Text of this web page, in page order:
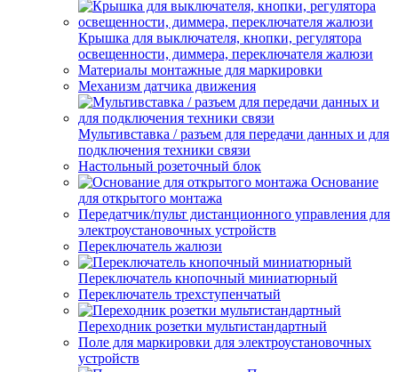
Крышка для выключателя, кнопки, регулятора
освещенности, диммера, переключателя жалюзи
Материалы монтажные для маркировки
Механизм датчика движения
Мультивставка / разъем для передачи данных и для
подключения техники связи
Настольный розеточный блок
Основание
для открытого монтажа
Передатчик/пульт дистанционного управления для
электроустановочных устройств
Переключатель жалюзи
Переключатель кнопочный миниатюрный
Переключатель трехступенчатый
Переходник розетки мультистандартный
Поле для маркировки для электроустановочных
устройств